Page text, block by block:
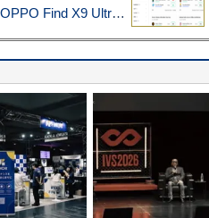
ハッセルブラッド搭載の頂上カメラ・スマホ「OPPO Find X9 Ultra」実写レビュー=プロが本気で徹底撮影しました!!